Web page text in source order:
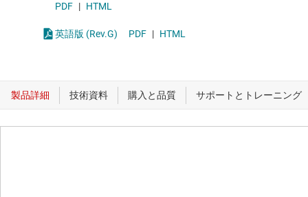
PDF | HTML
英語版 (Rev.G) PDF | HTML